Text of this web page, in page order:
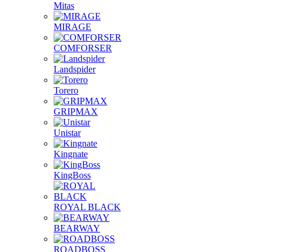
Mitas
MIRAGE
COMFORSER
Landspider
Torero
GRIPMAX
Unistar
Kingnate
KingBoss
ROYAL BLACK
BEARWAY
ROADBOSS